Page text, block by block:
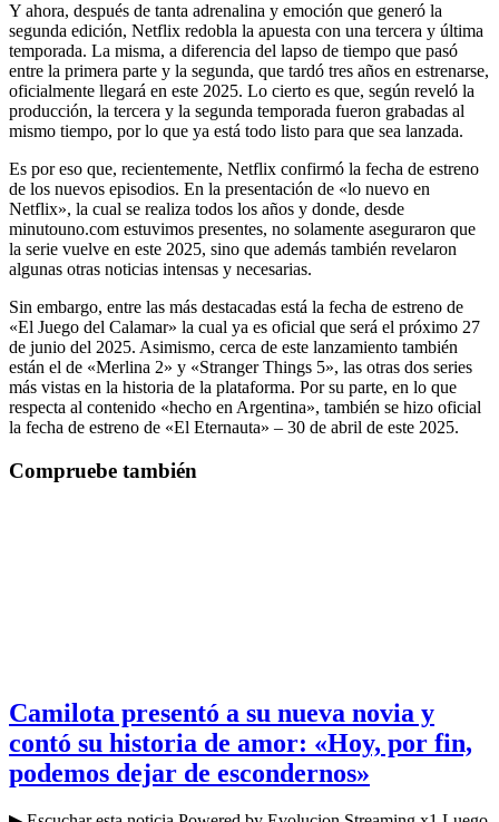
Y ahora, después de tanta adrenalina y emoción que generó la
segunda edición, Netflix redobla la apuesta con una tercera y última
temporada. La misma, a diferencia del lapso de tiempo que pasó
entre la primera parte y la segunda, que tardó tres años en estrenarse,
oficialmente llegará en este 2025. Lo cierto es que, según reveló la
producción, la tercera y la segunda temporada fueron grabadas al
mismo tiempo, por lo que ya está todo listo para que sea lanzada.
Es por eso que, recientemente, Netflix confirmó la fecha de estreno
de los nuevos episodios. En la presentación de «lo nuevo en
Netflix», la cual se realiza todos los años y donde, desde
minutouno.com estuvimos presentes, no solamente aseguraron que
la serie vuelve en este 2025, sino que además también revelaron
algunas otras noticias intensas y necesarias.
Sin embargo, entre las más destacadas está la fecha de estreno de
«El Juego del Calamar» la cual ya es oficial que será el próximo 27
de junio del 2025. Asimismo, cerca de este lanzamiento también
están el de «Merlina 2» y «Stranger Things 5», las otras dos series
más vistas en la historia de la plataforma. Por su parte, en lo que
respecta al contenido «hecho en Argentina», también se hizo oficial
la fecha de estreno de «El Eternauta» – 30 de abril de este 2025.
Compruebe también
Camilota presentó a su nueva novia y
contó su historia de amor: «Hoy, por fin,
podemos dejar de escondernos»